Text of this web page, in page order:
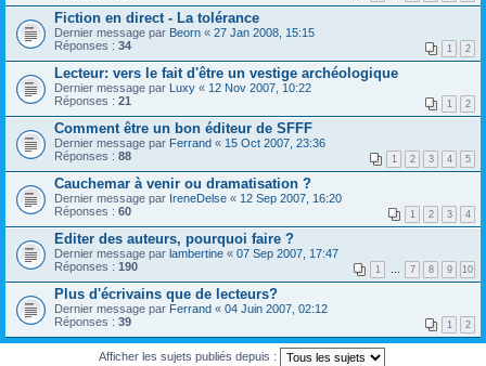
Fiction en direct - La tolérance
Dernier message par Beorn « 27 Jan 2008, 15:15
Réponses : 34 1 2
Lecteur: vers le fait d'être un vestige archéologique
Dernier message par Luxy « 12 Nov 2007, 10:22
Réponses : 21 1 2
Comment être un bon éditeur de SFFF
Dernier message par Ferrand « 15 Oct 2007, 23:36
Réponses : 88 1 2 3 4 5
Cauchemar à venir ou dramatisation ?
Dernier message par IreneDelse « 12 Sep 2007, 16:20
Réponses : 60 1 2 3 4
Editer des auteurs, pourquoi faire ?
Dernier message par lambertine « 07 Sep 2007, 17:47
Réponses : 190 1 … 7 8 9 10
Plus d'écrivains que de lecteurs?
Dernier message par Ferrand « 04 Juin 2007, 02:12
Réponses : 39 1 2
Afficher les sujets publiés depuis :